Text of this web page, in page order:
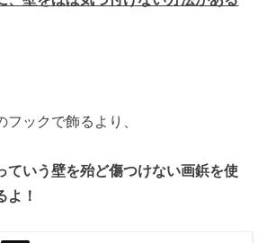
フックで飾るより、
ていう壁を殆ど傷つけない画鋲を使
よ！